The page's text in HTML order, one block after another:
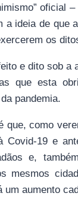
oficial
a ideia de que
os
e dito sob a
que esta
pandemia.
que, como
Covid-19 e
e,
mesmos
um aumento